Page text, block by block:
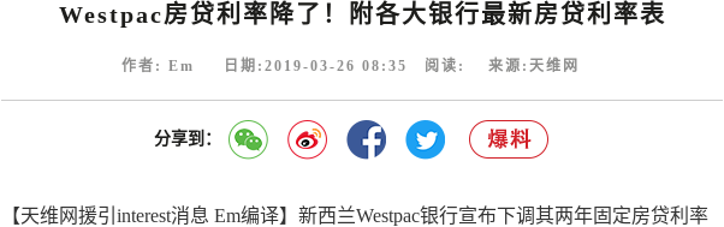
Westpac房贷利率降了！附各大银行最新房贷利率表
作者: Em 日期:2019-03-26 08:35 阅读: 来源:天维网
分享到：
【天维网援引interest消息 Em编译】新西兰Westpac银行宣布下调其两年固定房贷利率